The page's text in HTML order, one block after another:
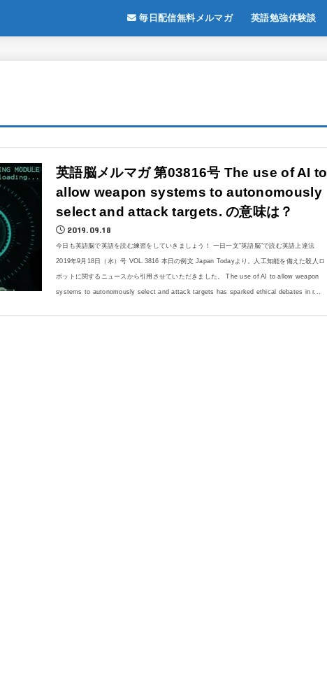
毎日配信無料メルマガ 英語勉強体験談
英語脳メルマガ 第03816号 The use of AI to
allow weapon systems to autonomously
select and attack targets. の意味は？
2019.09.18
今日も英語脳で英語を読む練習をしていきましょう！ 一日一文“英語脳”で読む英語上達法
2019年9月18日（水）号 VOL.3816 本日の例文 Japan Todayより。人工知能を備えた殺人ロ
ボットに関するニュースから引用させていただきました。 The use of AI to allow weapon
systems to autonomously select and attack targets has sparked ethical debates in r...